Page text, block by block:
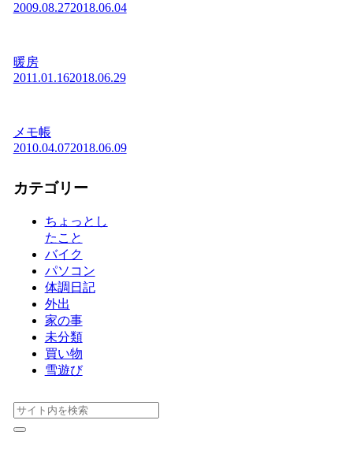
2009.08.272018.06.04
暖房
2011.01.162018.06.29
メモ帳
2010.04.072018.06.09
カテゴリー
ちょっとし
たこと
バイク
パソコン
体調日記
外出
家の事
未分類
買い物
雪遊び